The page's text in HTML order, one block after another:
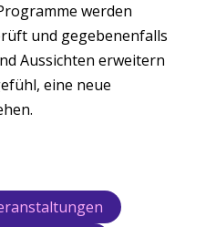
werden
und gegebenenfalls
Aussichten erweitern
eine neue